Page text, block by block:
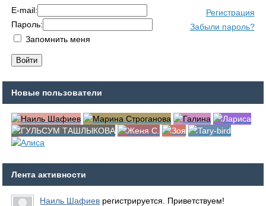
E-mail:
Регистрация
Пароль:
Забыли пароль?
Запомнить меня
Новые пользователи
Лента активности
Наиль Шафиев регистрируется. Приветствуем!